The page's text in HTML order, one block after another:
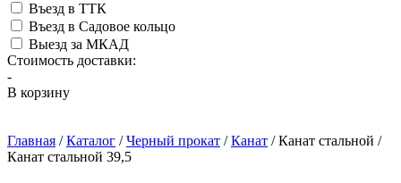
Въезд в ТТК
Въезд в Садовое кольцо
Выезд за МКАД
Стоимость доставки:
-
В корзину
Главная /Каталог /Черный прокат /Канат /Канат стальной /
Канат стальной 39,5